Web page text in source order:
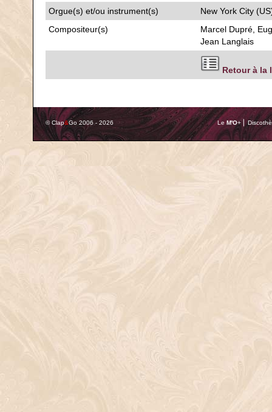
Orgue(s) et/ou instrument(s)
New York City
Compositeur(s)
Marcel Dupré,
Jean Langlais
Retour à la
© Clap&Go 2006 - 2026 Le M'O+ ⎢